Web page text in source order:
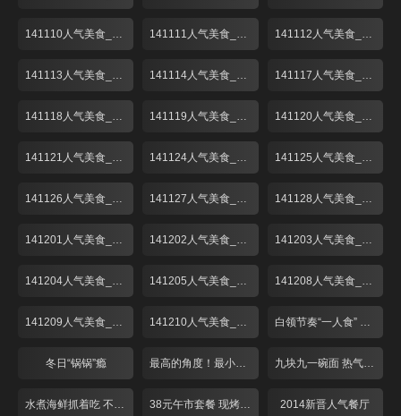
141110人气美食_001 141111人气美食_001 141112人气美食_001
141113人气美食_001 141114人气美食_001 141117人气美食_001
141118人气美食_001 141119人气美食_001 141120人气美食_001
141121人气美食_001 141124人气美食_001 141125人气美食_001
141126人气美食_001 141127人气美食_001 141128人气美食_001
141201人气美食_001 141202人气美食_001 141203人气美食_001
141204人气美食_001 141205人气美食_001 141208人气美食_001
141209人气美食_001 141210人气美食_001 白领节奏“一人食” 荤素搭配翻花样！
冬日“锅锅”瘾 最高的角度！最小的空间！这个餐厅不简单 九块九一碗面 热气腾腾香辣酥
水煮海鲜抓着吃 不装淑女做“汉子” 38元午市套餐 现烤匹萨对折卖 2014新晋人气餐厅